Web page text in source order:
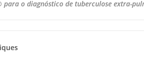
o diagnóstico de tuberculose extra-